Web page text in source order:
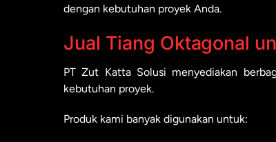
dengan kebutuhan proyek Anda.
Jual Tiang Oktagonal
PT Zut Katta Solusi menyediakan
kebutuhan proyek.
Produk kami banyak digunakan untuk: